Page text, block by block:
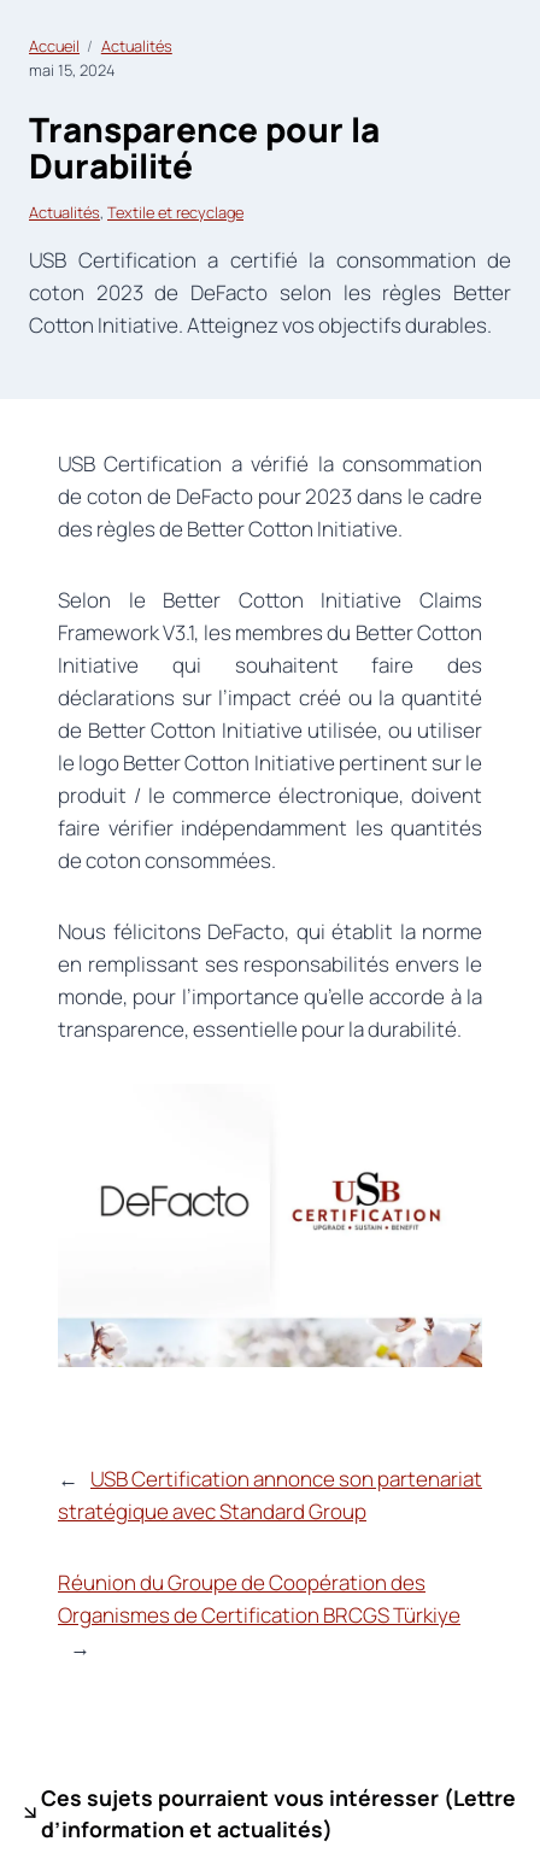
Accueil
Actualités
mai 15, 2024
Transparence pour la
Durabilité
Actualités, Textile et recyclage
USB Certification a certifié la consommation de
coton 2023 de DeFacto selon les règles Better
Cotton Initiative. Atteignez vos objectifs durables.
USB Certification a vérifié la consommation
de coton de DeFacto pour 2023 dans le cadre
des règles de Better Cotton Initiative.
Selon le Better Cotton Initiative Claims
Framework V3.1, les membres du Better Cotton
Initiative qui souhaitent faire des
déclarations sur l’impact créé ou la quantité
de Better Cotton Initiative utilisée, ou utiliser
le logo Better Cotton Initiative pertinent sur le
produit / le commerce électronique, doivent
faire vérifier indépendamment les quantités
de coton consommées.
Nous félicitons DeFacto, qui établit la norme
en remplissant ses responsabilités envers le
monde, pour l’importance qu’elle accorde à la
transparence, essentielle pour la durabilité.
←
USB Certification annonce son partenariat
stratégique avec Standard Group
Réunion du Groupe de Coopération des
Organismes de Certification BRCGS Türkiye
→
Ces sujets pourraient vous intéresser (Lettre
d’information et actualités)